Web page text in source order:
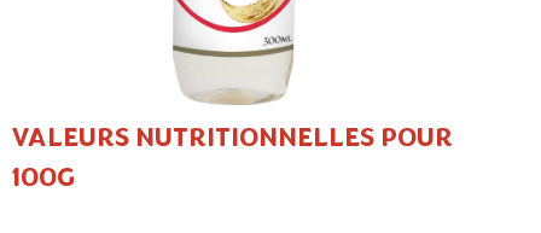
VALEURS NUTRITIONNELLES POUR
100G